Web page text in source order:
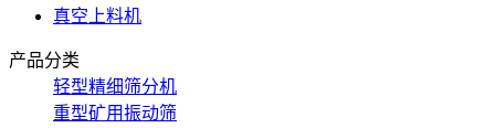
真空上料机
产品分类
轻型精细筛分机
重型矿用振动筛